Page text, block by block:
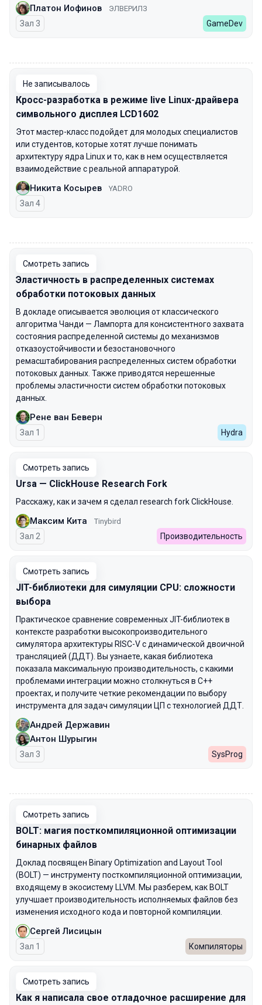
Платон Иофинов ЭЛВЕРИЛЗ
Зал 3 GameDev
Не записывалось
Кросс-разработка в режиме live Linux-драйвера
символьного дисплея LCD1602
Этот мастер-класс подойдет для молодых специалистов
или студентов, которые хотят лучше понимать
архитектуру ядра Linux и то, как в нем осуществляется
взаимодействие с реальной аппаратурой.
Никита Косырев YADRO
Зал 4
Смотреть запись
Эластичность в распределенных системах
обработки потоковых данных
В докладе описывается эволюция от классического
алгоритма Чанди — Лампорта для консистентного захвата
состояния распределенной системы до механизмов
отказоустойчивости и безостановочного
ремасштабирования распределенных систем обработки
потоковых данных. Также приводятся нерешенные
проблемы эластичности систем обработки потоковых
данных.
Рене ван Беверн
Зал 1 Hydra
Смотреть запись
Ursa — ClickHouse Research Fork
Расскажу, как и зачем я сделал research fork ClickHouse.
Максим Кита Tinybird
Зал 2 Производительность
Смотреть запись
JIT-библиотеки для симуляции CPU: сложности
выбора
Практическое сравнение современных JIT-библиотек в
контексте разработки высокопроизводительного
симулятора архитектуры RISC-V с динамической двоичной
трансляцией (ДДТ). Вы узнаете, какая библиотека
показала максимальную производительность, с какими
проблемами интеграции можно столкнуться в C++
проектах, и получите четкие рекомендации по выбору
инструмента для задач симуляции ЦП с технологией ДДТ.
Андрей Державин
Антон Шурыгин
Зал 3 SysProg
Смотреть запись
BOLT: магия посткомпиляционной оптимизации
бинарных файлов
Доклад посвящен Binary Optimization and Layout Tool
(BOLT) — инструменту посткомпиляционной оптимизации,
входящему в экосистему LLVM. Мы разберем, как BOLT
улучшает производительность исполняемых файлов без
изменения исходного кода и повторной компиляции.
Сергей Лисицын
Зал 1 Компиляторы
Смотреть запись
Как я написала свое отладочное расширение для